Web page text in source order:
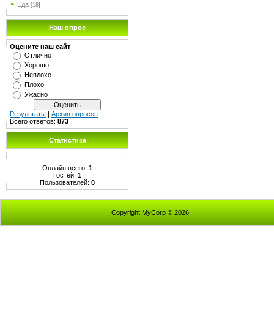
Еда [18]
Наш опрос
Оцените наш сайт
Отлично
Хорошо
Неплохо
Плохо
Ужасно
Результаты | Архив опросов
Всего ответов: 873
Статистика
Онлайн всего: 1
Гостей: 1
Пользователей: 0
Copyright MyCorp © 2026